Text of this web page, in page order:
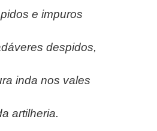
e impuros
despidos,
inda nos vales
artilheria.